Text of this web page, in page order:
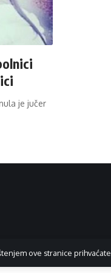
ove stranice prihvaćate
je jučer